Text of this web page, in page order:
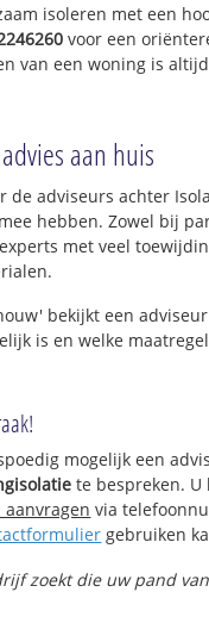
isoleren met een
voor een
van een woning is
aan huis
de adviseurs achter
hebben. Zowel bij
met veel
bekijkt een
is en welke
mogelijk een
te bespreken.
via
gebruiken
zoekt die uw pand